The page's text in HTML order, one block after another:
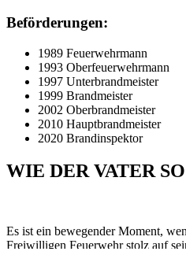
Beförderungen:
1989 Feuerwehrmann
1993 Oberfeuerwehrmann
1997 Unterbrandmeister
1999 Brandmeister
2002 Oberbrandmeister
2010 Hauptbrandmeister
2020 Brandinspektor
WIE DER VATER
Es ist ein bewegender Moment,
Freiwilligen Feuerwehr stolz auf